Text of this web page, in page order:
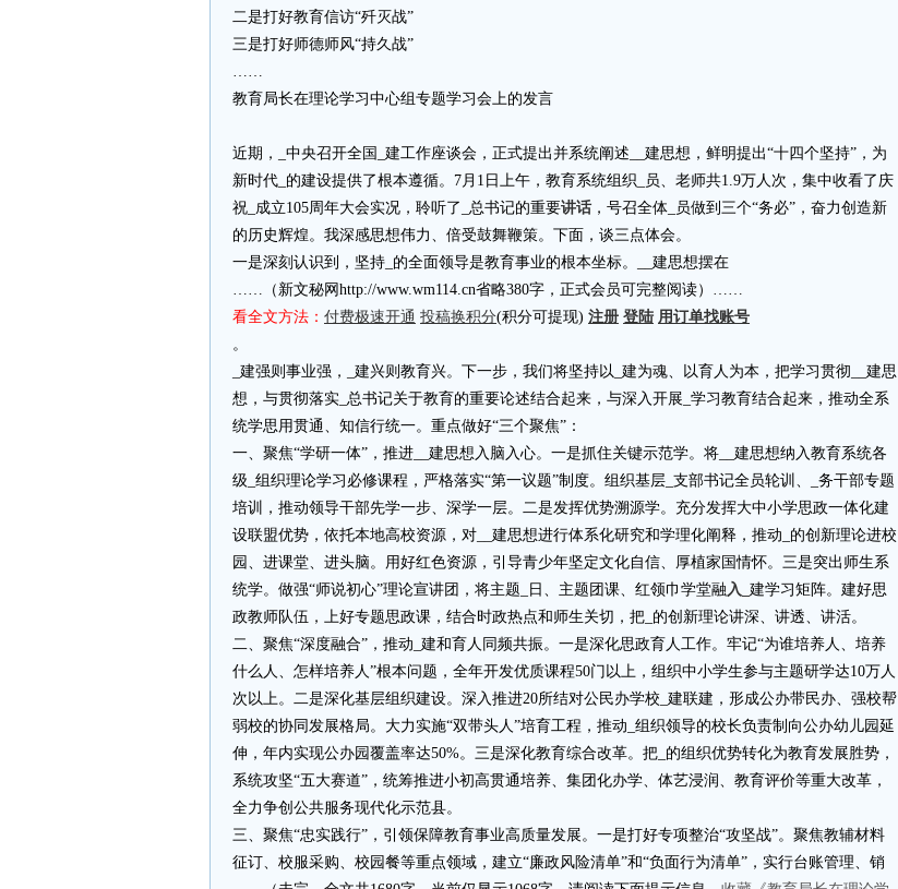
二是打好教育信访“歼灭战”
三是打好师德师风“持久战”
……
教育局长在理论学习中心组专题学习会上的发言
近期，_中央召开全国_建工作座谈会，正式提出并系统阐述__建思想，鲜明提出“十四个坚持”，为
新时代_的建设提供了根本遵循。7月1日上午，教育系统组织_员、老师共1.9万人次，集中收看了庆
祝_成立105周年大会实况，聆听了_总书记的重要讲话 ，号召全体_员做到三个“务必”，奋力创造新
的历史辉煌。我深感思想伟力、倍受鼓舞鞭策。下面，谈三点体会。
一是深刻认识到，坚持_的全面领导是教育事业的根本坐标。__建思想摆在
……（新文秘网http://www.wm114.cn省略380字，正式会员可完整阅读）……
看全文方法： 付费极速开通 投稿换积分(积分可提现) 注册 登陆 用订单找账号
。
_建强则事业强，_建兴则教育兴。下一步，我们将坚持以_建为魂、以育人为本，把学习贯彻__建思
想，与贯彻落实_总书记关于教育的重要论述结合起来，与深入开展_学习教育结合起来，推动全系
统学思用贯通、知信行统一。重点做好“三个聚焦”：
一、聚焦“学研一体”，推进__建思想入脑入心。一是抓住关键示范学。将__建思想纳入教育系统各
级_组织理论学习必修课程，严格落实“第一议题”制度。组织基层_支部书记全员轮训、_务干部专题
培训，推动领导干部先学一步、深学一层。二是发挥优势溯源学。充分发挥大中小学思政一体化建
设联盟优势，依托本地高校资源，对__建思想进行体系化研究和学理化阐释，推动_的创新理论进校
园、进课堂、进头脑。用好红色资源，引导青少年坚定文化自信、厚植家国情怀。三是突出师生系
统学。做强“师说初心”理论宣讲团，将主题_日、主题团课、红领巾学堂融入_ 建学习矩阵。建好思
政教师队伍，上好专题思政课，结合时政热点和师生关切，把_的创新理论讲深、讲透、讲活。
二、聚焦“深度融合”，推动_建和育人同频共振。一是深化思政育人工作。牢记“为谁培养人、培养
什么人、怎样培养人”根本问题，全年开发优质课程50门以上，组织中小学生参与主题研学达10万人
次以上。二是深化基层组织建设。深入推进20所结对公民办学校_建联建，形成公办带民办、强校帮
弱校的协同发展格局。大力实施“双带头人”培育工程，推动_组织领导的校长负责制向公办幼儿园延
伸，年内实现公办园覆盖率达50%。三是深化教育综合改革。把_的组织优势转化为教育发展胜势，
系统攻坚“五大赛道”，统筹推进小初高贯通培养、集团化办学、体艺浸润、教育评价等重大改革，
全力争创公共服务现代化示范县。
三、聚焦“忠实践行”，引领保障教育事业高质量发展。一是打好专项整治“攻坚战”。聚焦教辅材料
征订、校服采购、校园餐等重点领域，建立“廉政风险清单”和“负面行为清单”，实行台账管理、销